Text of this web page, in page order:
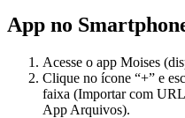
App no
Acesse o app Moises
Clique no ícone “+” e
faixa (Importar com
App Arquivos).